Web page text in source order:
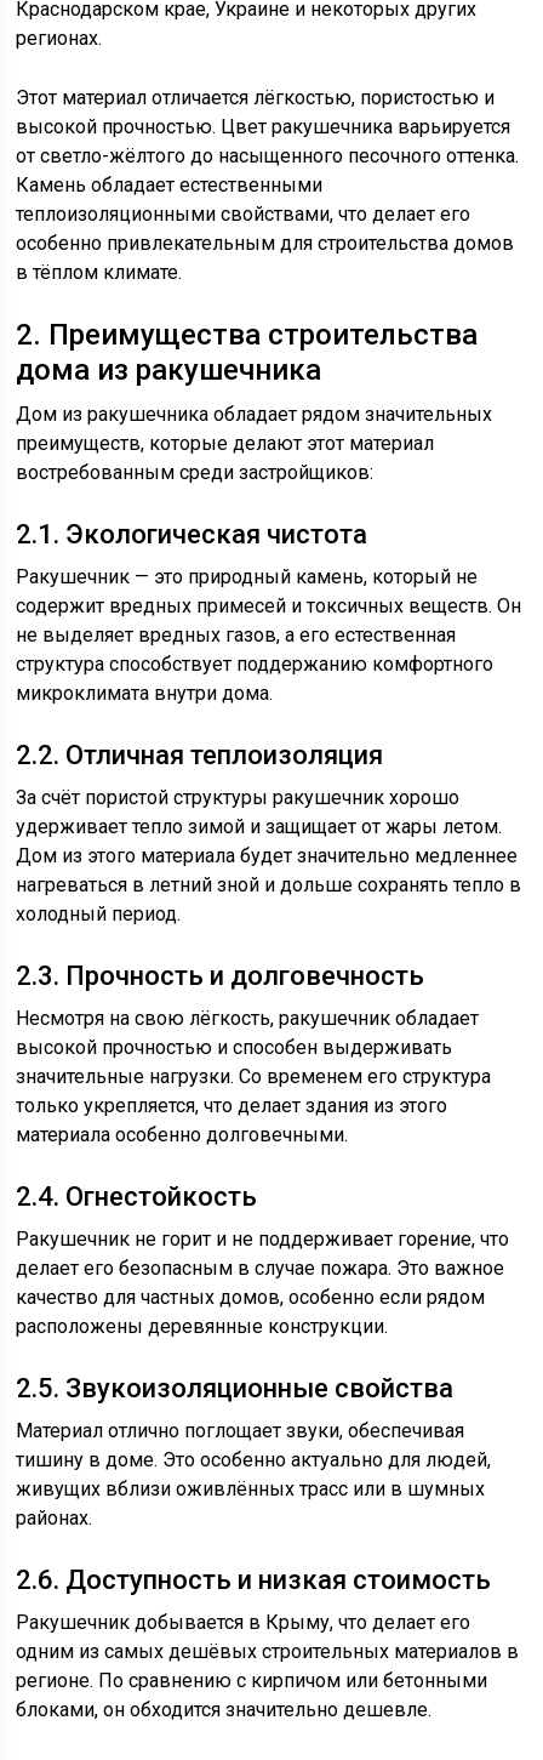
Краснодарском крае, Украине и некоторых других
регионах.
Этот материал отличается лёгкостью, пористостью и
высокой прочностью. Цвет ракушечника варьируется
от светло-жёлтого до насыщенного песочного оттенка.
Камень обладает естественными
теплоизоляционными свойствами, что делает его
особенно привлекательным для строительства домов
в тёплом климате.
2. Преимущества строительства
дома из ракушечника
Дом из ракушечника обладает рядом значительных
преимуществ, которые делают этот материал
востребованным среди застройщиков:
2.1. Экологическая чистота
Ракушечник — это природный камень, который не
содержит вредных примесей и токсичных веществ. Он
не выделяет вредных газов, а его естественная
структура способствует поддержанию комфортного
микроклимата внутри дома.
2.2. Отличная теплоизоляция
За счёт пористой структуры ракушечник хорошо
удерживает тепло зимой и защищает от жары летом.
Дом из этого материала будет значительно медленнее
нагреваться в летний зной и дольше сохранять тепло в
холодный период.
2.3. Прочность и долговечность
Несмотря на свою лёгкость, ракушечник обладает
высокой прочностью и способен выдерживать
значительные нагрузки. Со временем его структура
только укрепляется, что делает здания из этого
материала особенно долговечными.
2.4. Огнестойкость
Ракушечник не горит и не поддерживает горение, что
делает его безопасным в случае пожара. Это важное
качество для частных домов, особенно если рядом
расположены деревянные конструкции.
2.5. Звукоизоляционные свойства
Материал отлично поглощает звуки, обеспечивая
тишину в доме. Это особенно актуально для людей,
живущих вблизи оживлённых трасс или в шумных
районах.
2.6. Доступность и низкая стоимость
Ракушечник добывается в Крыму, что делает его
одним из самых дешёвых строительных материалов в
регионе. По сравнению с кирпичом или бетонными
блоками, он обходится значительно дешевле.